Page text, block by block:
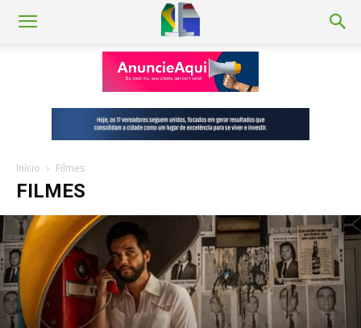
Início Filmes
FILMES